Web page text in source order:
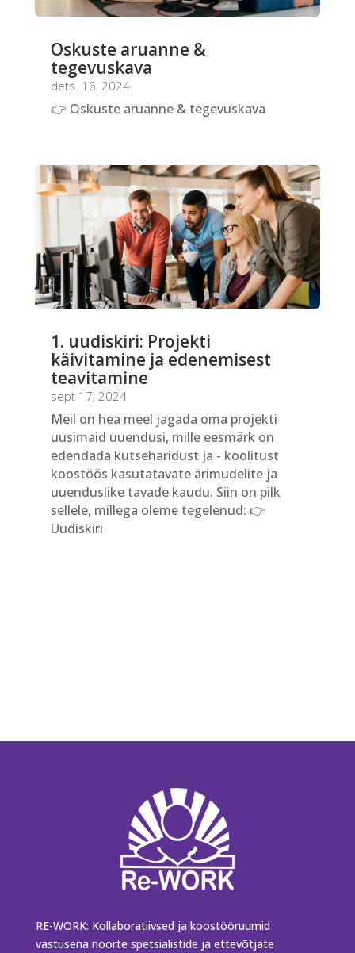
Oskuste aruanne &
tegevuskava
dets. 16, 2024
👉 Oskuste aruanne & tegevuskava
1. uudiskiri: Projekti
käivitamine ja edenemisest
teavitamine
sept 17, 2024
Meil on hea meel jagada oma projekti
uusimaid uuendusi, mille eesmärk on
edendada kutseharidust ja - koolitust
koostöös kasutatavate ärimudelite ja
uuenduslike tavade kaudu. Siin on pilk
sellele, millega oleme tegelenud: 👉
Uudiskiri
RE-WORK: Kollaboratiivsed ja koostööruumid
vastusena noorte spetsialistide ja ettevõtjate